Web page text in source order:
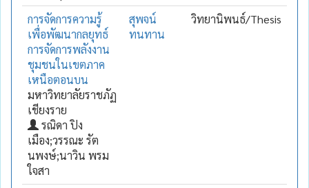
การจัดการความรู้
เพื่อพัฒนากลยุทธ์
การจัดการพลังงาน
ชุมชนในเขตภาค
เหนือตอนบน
มหาวิทยาลัยราชภัฏ
เชียงราย
รณิดา ปิง
เมือง;วรรณะ รัต
นพงษ์;นาวิน พรม
ใจสา
สุพจน์
ทนทาน
วิทยานิพนธ์/Thesis